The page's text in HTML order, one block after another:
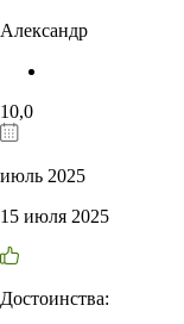
Александр
10,0
июль 2025
15 июля 2025
Достоинства: